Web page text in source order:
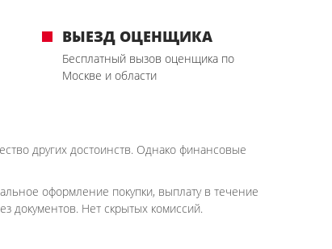
ВЫЕЗД ОЦЕНЩИКА
Бесплатный вызов оценщика по
Москве и области
других достоинств. Однако финансовые
оформление покупки, выплату в течение
документов. Нет скрытых комиссий.